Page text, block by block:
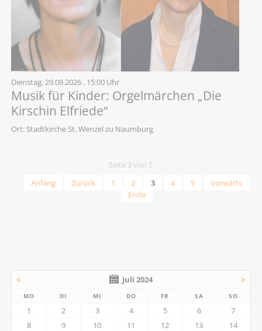
Dienstag,29.09.2026 , 15:00 Uhr
Musik für Kinder: Orgelmärchen „Die
Kirschin Elfriede“
Ort: Stadtkirche St. Wenzel zu Naumburg
Seite 3 von 5
Anfang
Zurück 1 2 3 4 5
Vorwärts
Ende
< Juli 2024 >
MO DI MI DO FR SA SO
1 2 3 4 5 6
7
8
9 10 11 12 13
14